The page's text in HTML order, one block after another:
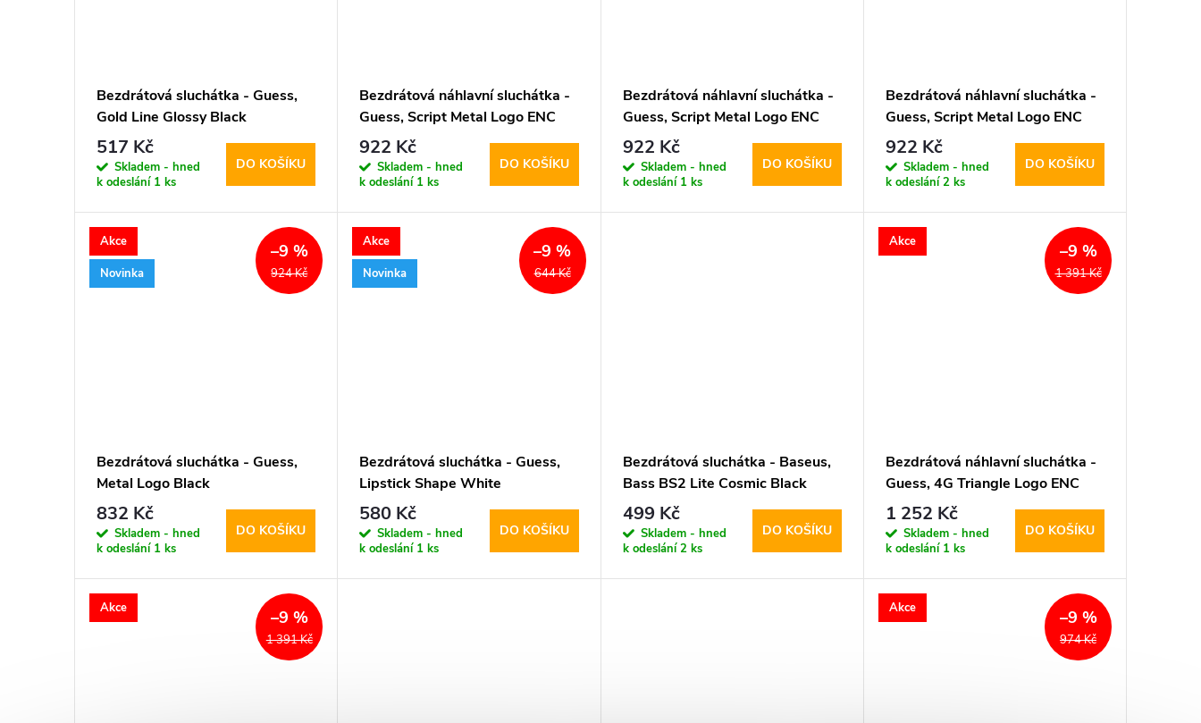
Bezdrátová sluchátka - Guess,
Gold Line Glossy Black
517 Kč
Skladem - hned
k odeslání 1 ks
DO KOŠÍKU
Bezdrátová náhlavní sluchátka -
Guess, Script Metal Logo ENC
Pink
922 Kč
Skladem - hned
k odeslání 1 ks
DO KOŠÍKU
Bezdrátová náhlavní sluchátka -
Guess, Script Metal Logo ENC
Black
922 Kč
Skladem - hned
k odeslání 1 ks
DO KOŠÍKU
Bezdrátová náhlavní sluchátka -
Guess, Script Metal Logo ENC
Orange
922 Kč
Skladem - hned
k odeslání2 ks
DO KOŠÍKU
Akce
Novinka
924 Kč
–9 %
Bezdrátová sluchátka - Guess,
Metal Logo Black
832 Kč
Skladem - hned
k odeslání 1 ks
DO KOŠÍKU
Akce
Novinka
644 Kč
–9 %
Bezdrátová sluchátka - Guess,
Lipstick Shape White
580 Kč
Skladem - hned
k odeslání 1 ks
DO KOŠÍKU
Bezdrátová sluchátka - Baseus,
Bass BS2 Lite Cosmic Black
499 Kč
Skladem - hned
k odeslání2 ks
DO KOŠÍKU
Akce
1 391 Kč
–9 %
Bezdrátová náhlavní sluchátka -
Guess, 4G Triangle Logo ENC
Black
1 252 Kč
Skladem - hned
k odeslání 1 ks
DO KOŠÍKU
Akce
1 391 Kč
–9 % Akce
974 Kč
–9 %